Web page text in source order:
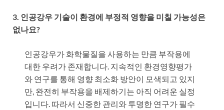
3. 인공강우 기술이 환경에 부정적 영향을 미칠 가능성은
없나요?
인공강우가 화학물질을 사용하는 만큼 부작용에
대한 우려가 존재합니다. 지속적인 환경영향평가
와 연구를 통해 영향 최소화 방안이 모색되고 있지
만, 완전히 부작용을 배제하기는 아직 어려운 실정
입니다. 따라서 신중한 관리와 투명한 연구가 필수